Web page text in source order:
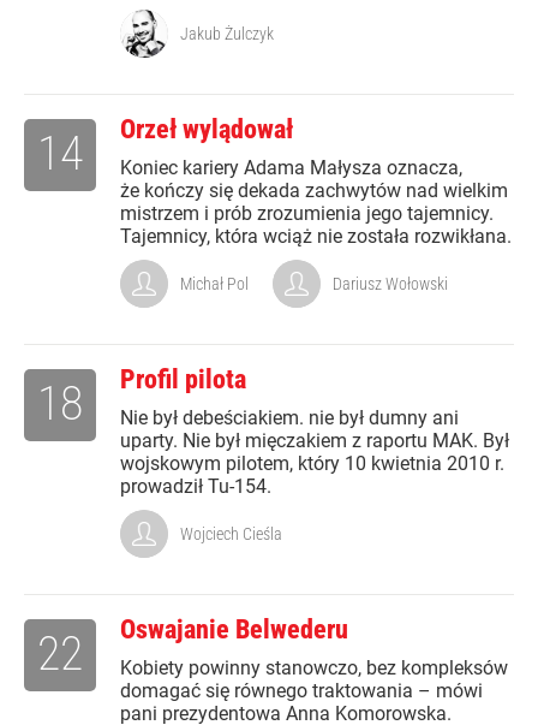
Jakub Żulczyk
Orzeł wylądował
Koniec kariery Adama Małysza oznacza,
że kończy się dekada zachwytów nad wielkim
mistrzem i prób zrozumienia jego tajemnicy.
Tajemnicy, która wciąż nie została rozwikłana.
14
Michał Pol Dariusz Wołowski
Profil pilota
Nie był debeściakiem. nie był dumny ani
uparty. Nie był mięczakiem z raportu MAK. Był
wojskowym pilotem, który 10 kwietnia 2010 r.
prowadził Tu-154.
18
Wojciech Cieśla
Oswajanie Belwederu
Kobiety powinny stanowczo, bez kompleksów
domagać się równego traktowania – mówi
pani prezydentowa Anna Komorowska.
22